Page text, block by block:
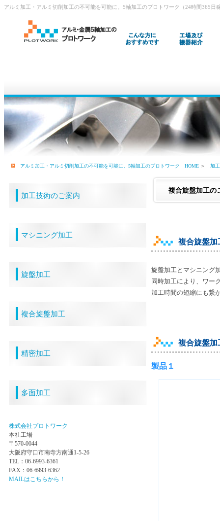
アルミ加工・アルミ切削加工の不可能を可能に。5軸加工のプロトワーク（24時間365
アルミ加工・アルミ切削加工の不可能を可能に。5軸加工のプロトワーク HOME ＞ 加
加工技術のご案内
マシニング加工
旋盤加工
複合旋盤加工
精密加工
多面加工
株式会社プロトワーク
本社工場
〒570-0044
大阪府守口市南寺方南通1-5-26
TEL：06-6993-6361
FAX：06-6993-6362
MAILはこちらから！
複合旋盤加工の
複合旋盤加
旋盤加工とマシニング
同時加工により、ワー
加工時間の短縮にも繋
複合旋盤加
製品１